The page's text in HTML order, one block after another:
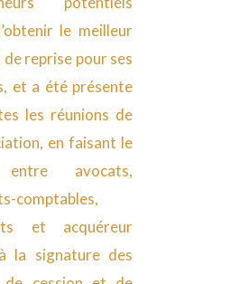
le meilleur
reprise pour ses
et a été présente
les réunions de
en faisant le
avocats,
comptables,
et acquéreur
la signature des